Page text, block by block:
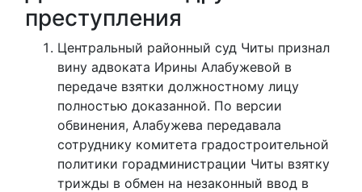
преступления
Центральный районный суд Читы признал
вину адвоката Ирины Алабужевой в
передаче взятки должностному лицу
полностью доказанной. По версии
обвинения, Алабужева передавала
сотруднику комитета градостроительной
политики горадминистрации Читы взятку
трижды в обмен на незаконный ввод в